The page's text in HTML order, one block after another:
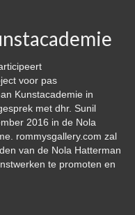
voor pas
Kunstacademie in
met dhr. Sunil
2016 in de Nola
rommysgallery.com zal
van de Nola Hatterman
te promoten en